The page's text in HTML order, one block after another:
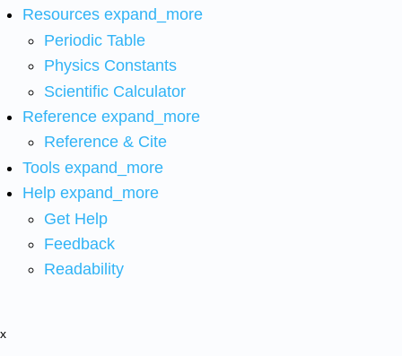
Resources expand_more
Periodic Table
Physics Constants
Scientific Calculator
Reference expand_more
Reference & Cite
Tools expand_more
Help expand_more
Get Help
Feedback
Readability
x